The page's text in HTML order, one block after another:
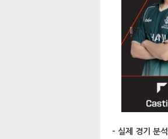
- 실제 경기 분석